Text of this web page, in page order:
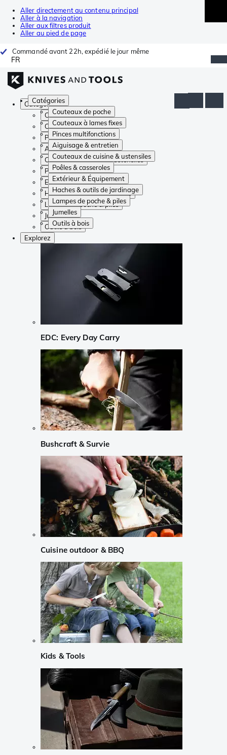
Aller directement au contenu principal
Aller à la navigation
Aller aux filtres produit
Aller au pied de page
Commandé avant 22h, expédié le jour même
FR
Catégories
Couteaux de poche
Couteaux à lames fixes
Pinces multifonctions
Aiguisage & entretien
Couteaux de cuisine & ustensiles
Poêles & casseroles
Extérieur & Équipement
Haches & outils de jardinage
Lampes de poche & piles
Jumelles
Outils à bois
Catégories
Couteaux de poche
Couteaux à lames fixes
Pinces multifonctions
Aiguisage & entretien
Couteaux de cuisine & ustensiles
Poêles & casseroles
Extérieur & Équipement
Haches & outils de jardinage
Lampes de poche & piles
Jumelles
Outils à bois
Explorez
EDC: Every Day Carry
Bushcraft & Survie
Cuisine outdoor & BBQ
Kids & Tools